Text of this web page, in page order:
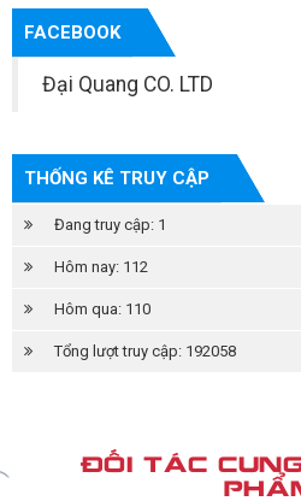
FACEBOOK
Đại Quang CO. LTD
THỐNG KÊ TRUY CẬP
Đang truy cập: 1
Hôm nay: 112
Hôm qua: 110
Tổng lượt truy cập: 192058
ĐỐI TÁC